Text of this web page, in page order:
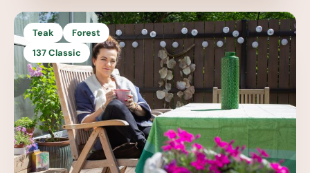
Teak
Forest
137 Classic